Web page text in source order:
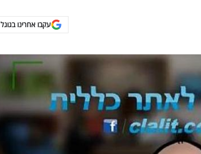
עקבו אחרינו בגוגל